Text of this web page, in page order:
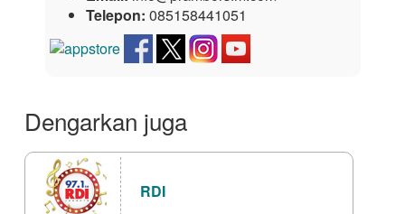
Telepon: 085158441051‬
Dengarkan juga
RDI